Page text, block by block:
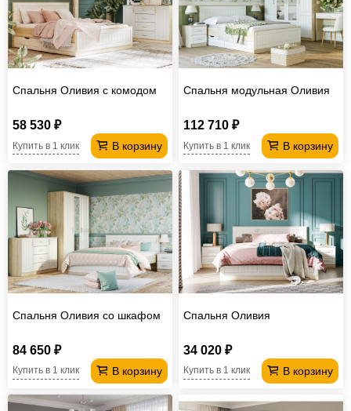
Спальня Оливия с комодом
58 530 ₽
В корзину
Купить в 1 клик
Спальня модульная Оливия
112 710 ₽
В корзину
Купить в 1 клик
Спальня Оливия со шкафом
84 650 ₽
В корзину
Купить в 1 клик
Спальня Оливия
34 020 ₽
В корзину
Купить в 1 клик